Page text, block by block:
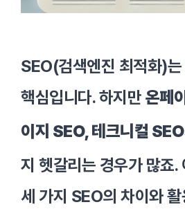
SEO(검색엔진 최적화)는
핵심입니다. 하지만 온페
이지 SEO, 테크니컬 SEO
지 헷갈리는 경우가 많죠.
세 가지 SEO의 차이와